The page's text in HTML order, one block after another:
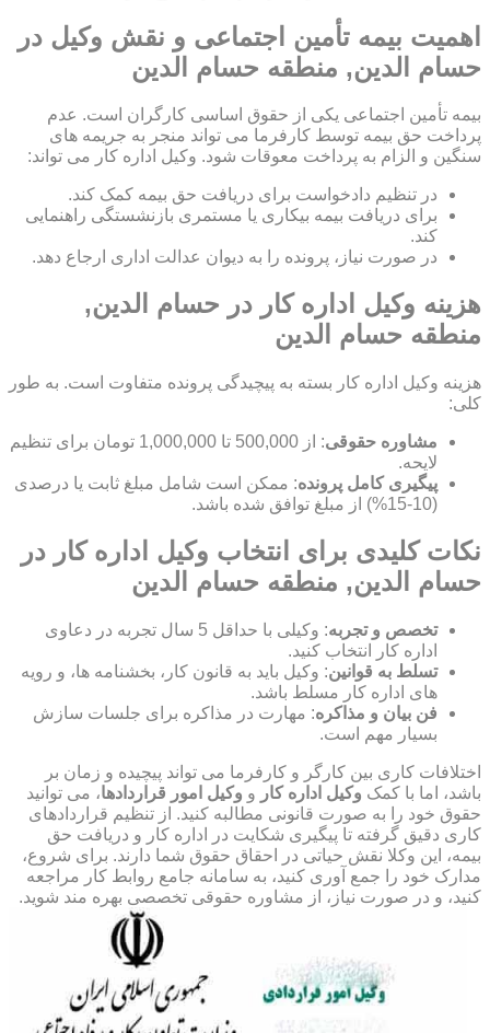
اهمیت بیمه تأمین اجتماعی و نقش وکیل در
حسام الدین, منطقه حسام الدین
بیمه تأمین اجتماعی یکی از حقوق اساسی کارگران است. عدم
پرداخت حق بیمه توسط کارفرما می تواند منجر به جریمه های
سنگین و الزام به پرداخت معوقات شود. وکیل اداره کار می تواند:
در تنظیم دادخواست برای دریافت حق بیمه کمک کند.
برای دریافت بیمه بیکاری یا مستمری بازنشستگی راهنمایی
کند.
در صورت نیاز، پرونده را به دیوان عدالت اداری ارجاع دهد.
هزینه وکیل اداره کار در حسام الدین,
منطقه حسام الدین
هزینه وکیل اداره کار بسته به پیچیدگی پرونده متفاوت است. به طور
کلی:
مشاوره حقوقی
: از 500,000 تا 1,000,000 تومان برای تنظیم
لایحه.
پیگیری کامل پرونده: ممکن است شامل مبلغ ثابت یا درصدی
(10-15%) از مبلغ توافق شده باشد.
نکات کلیدی برای انتخاب وکیل اداره کار در
حسام الدین, منطقه حسام الدین
تخصص و تجربه
: وکیلی با حداقل 5 سال تجربه در دعاوی
اداره کار انتخاب کنید.
تسلط به قوانین: وکیل باید به قانون کار، بخشنامه ها، و رویه
های اداره کار مسلط باشد.
فن بیان و مذاکره: مهارت در مذاکره برای جلسات سازش
بسیار مهم است.
اختلافات کاری بین کارگر و کارفرما می تواند پیچیده و زمان بر
باشد، اما با کمک وکیل اداره کار و وکیل امور قراردادها، می توانید
حقوق خود را به صورت قانونی مطالبه کنید. از تنظیم قراردادهای
کاری دقیق گرفته تا پیگیری شکایت در اداره کار و دریافت حق
بیمه، این وکلا نقش حیاتی در احقاق حقوق شما دارند. برای شروع،
مدارک خود را جمع آوری کنید، به سامانه جامع روابط کار مراجعه
کنید، و در صورت نیاز، از مشاوره حقوقی تخصصی بهره مند شوید.